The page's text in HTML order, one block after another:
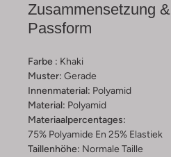
Zusammensetzung &
Passform
Farbe : Khaki
Muster: Gerade
Innenmaterial: Polyamid
Material: Polyamid
Materiaalpercentages:
75% Polyamide En 25% Elastiek
Taillenhöhe: Normale Taille